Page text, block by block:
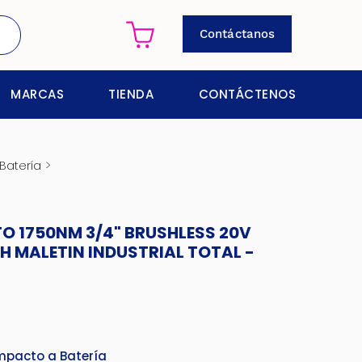
Contáctanos
MARCAS TIENDA CONTÁCTENOS
>
1750NM 3/4" BRUSHLESS 20V
MALETIN INDUSTRIAL TOTAL -
a Batería